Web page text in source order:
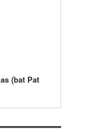
(bat Pat